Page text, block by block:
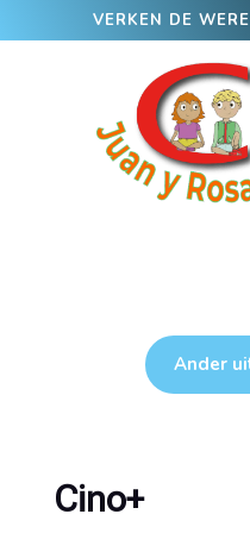
VERKEN DE
Ander
Cino+